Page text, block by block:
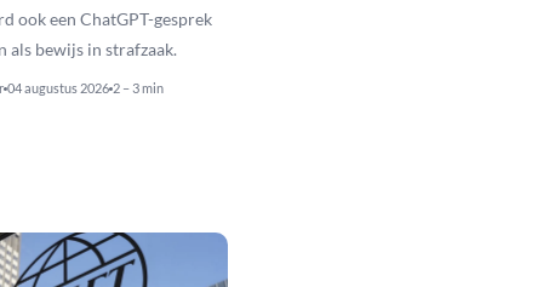
ook een ChatGPT-gesprek
als bewijs in strafzaak.
04 augustus 2026 2 – 3 min